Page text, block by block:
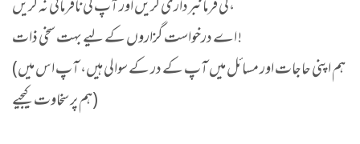
کی فرمانبرداری کریں اور آپ کی نافرمانی نہ کریں،
اے درخواست گزاروں کے لیے بہت سخی ذات !
(ہم اپنی حاجات اور مسائل میں آپ کے در کے سوالی ہیں، آپ اس میں
ہم پر سخاوت کیجیے)